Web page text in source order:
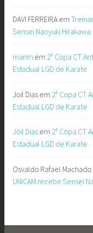
DAVI FERREIRA em
Sensei Naoyuki Hirakawa
marim em 2ª Copa CT
Estadual LGD de Karate
Joil Dias em 2ª Copa CT
Estadual LGD de Karate
Joil Dias em 2ª Copa CT
Estadual LGD de Karate
Osvaldo Rafael
UNICAM recebe Sensei